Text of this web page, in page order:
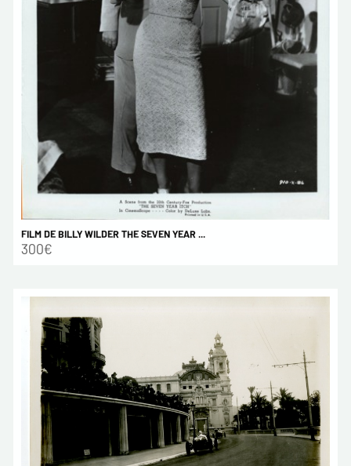
FILM DE BILLY WILDER THE SEVEN YEAR ...
300€